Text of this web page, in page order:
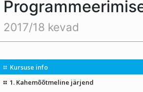
2017/18 kevad
Kursuse info
1. Kahemõõtmeline järjend